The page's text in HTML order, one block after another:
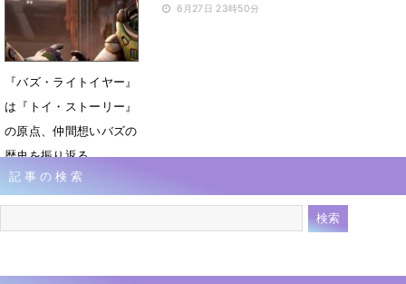
7月7日 18時53分 6月27日 23時50分
『バズ・ライトイヤー』
は『トイ・ストーリー』
の原点、仲間想いバズの
歴史を振り返る
6月12日 21時00分
記事の検索